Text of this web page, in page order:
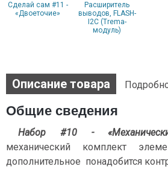
Сделай сам #11 -
«Двоеточие»
Расширитель
выводов, FLASH-
I2C (Trema-
модуль)
Описание товара
Общие сведения
Набор #10 -
механический комплект
дополнительное понадобится